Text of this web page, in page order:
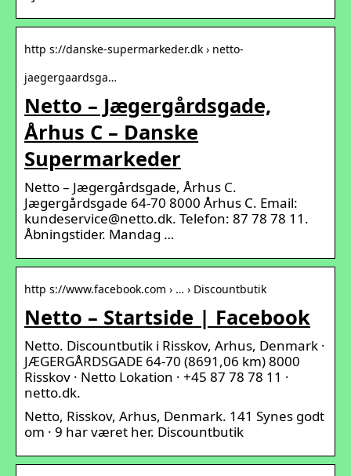
http s://danske-supermarkeder.dk › netto-
jaegergaardsga…
Netto – Jægergårdsgade,
Århus C – Danske
Supermarkeder
Netto – Jægergårdsgade, Århus C.
Jægergårdsgade 64-70 8000 Århus C. Email:
kundeservice@netto.dk. Telefon: 87 78 78 11.
Åbningstider. Mandag …
http s://www.facebook.com › … › Discountbutik
Netto – Startside | Facebook
Netto. Discountbutik i Risskov, Arhus, Denmark ·
JÆGERGÅRDSGADE 64-70 (8691,06 km) 8000
Risskov · Netto Lokation · +45 87 78 78 11 ·
netto.dk.
Netto, Risskov, Arhus, Denmark. 141 Synes godt
om · 9 har været her. Discountbutik